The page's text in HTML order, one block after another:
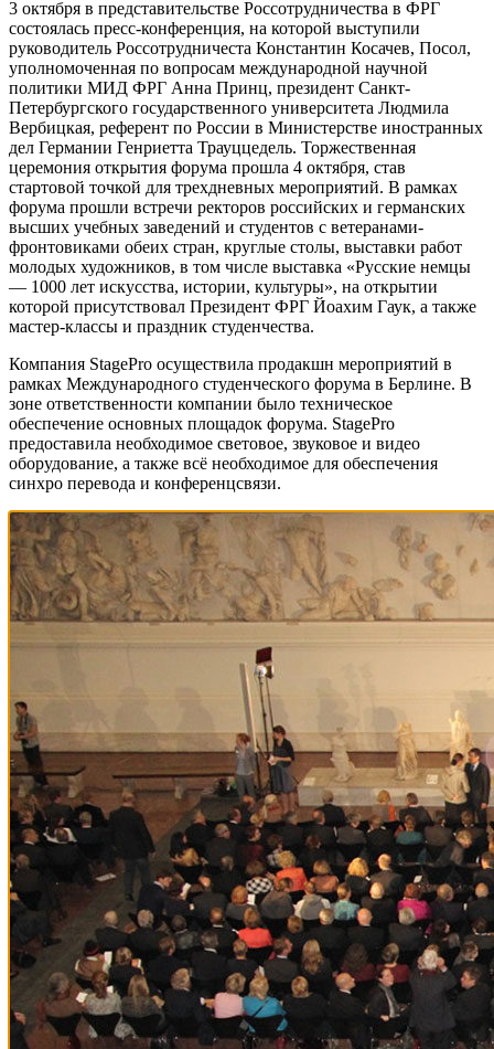
3 октября в представительстве Россотрудничества в ФРГ
состоялась пресс-конференция, на которой выступили
руководитель Россотрудничеста Константин Косачев, Посол,
уполномоченная по вопросам международной научной
политики МИД ФРГ Анна Принц, президент Санкт-
Петербургского государственного университета Людмила
Вербицкая, референт по России в Министерстве иностранных
дел Германии Генриетта Трауццедель. Торжественная
церемония открытия форума прошла 4 октября, став
стартовой точкой для трехдневных мероприятий. В рамках
форума прошли встречи ректоров российских и германских
высших учебных заведений и студентов с ветеранами-
фронтовиками обеих стран, круглые столы, выставки работ
молодых художников, в том числе выставка «Русские немцы
— 1000 лет искусства, истории, культуры», на открытии
которой присутствовал Президент ФРГ Йоахим Гаук, а также
мастер-классы и праздник студенчества.
Компания StagePro осуществила продакшн мероприятий в
рамках Международного студенческого форума в Берлине. В
зоне ответственности компании было техническое
обеспечение основных площадок форума. StagePro
предоставила необходимое световое, звуковое и видео
оборудование, а также всё необходимое для обеспечения
синхро перевода и конференцсвязи.